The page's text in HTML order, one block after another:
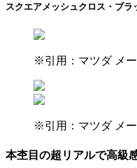
スクエアメッシュクロス・ブラ
※引用：マツダ メ
※引用：マツダ メ
本杢目の超リアルで高級